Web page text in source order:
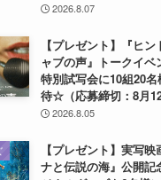
2026.8.07
【プレゼント】『ヒ
ャブの声』トークイベ
特別試写会に10組20名
待☆（応募締切：8月12
2026.8.05
【プレゼント】実写
ナと伝説の海』公開記